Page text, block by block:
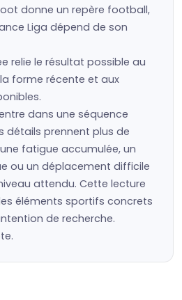
donne un repère football,
Liga dépend de son
relie le résultat possible au
forme récente et aux
dans une séquence
détails prennent plus de
fatigue accumulée, un
ou un déplacement difficile
attendu. Cette lecture
éléments sportifs concrets
de recherche.